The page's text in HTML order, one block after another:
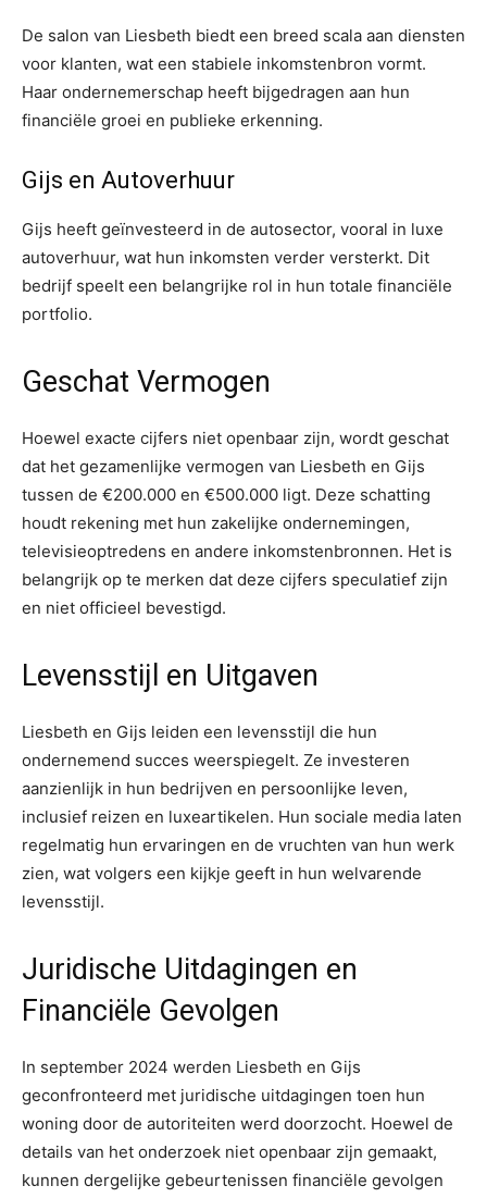
De salon van Liesbeth biedt een breed scala aan diensten
voor klanten, wat een stabiele inkomstenbron vormt.
Haar ondernemerschap heeft bijgedragen aan hun
financiële groei en publieke erkenning.
Gijs en Autoverhuur
Gijs heeft geïnvesteerd in de autosector, vooral in luxe
autoverhuur, wat hun inkomsten verder versterkt. Dit
bedrijf speelt een belangrijke rol in hun totale financiële
portfolio.
Geschat Vermogen
Hoewel exacte cijfers niet openbaar zijn, wordt geschat
dat het gezamenlijke vermogen van Liesbeth en Gijs
tussen de €200.000 en €500.000 ligt. Deze schatting
houdt rekening met hun zakelijke ondernemingen,
televisieoptredens en andere inkomstenbronnen. Het is
belangrijk op te merken dat deze cijfers speculatief zijn
en niet officieel bevestigd.
Levensstijl en Uitgaven
Liesbeth en Gijs leiden een levensstijl die hun
ondernemend succes weerspiegelt. Ze investeren
aanzienlijk in hun bedrijven en persoonlijke leven,
inclusief reizen en luxeartikelen. Hun sociale media laten
regelmatig hun ervaringen en de vruchten van hun werk
zien, wat volgers een kijkje geeft in hun welvarende
levensstijl.
Juridische Uitdagingen en
Financiële Gevolgen
In september 2024 werden Liesbeth en Gijs
geconfronteerd met juridische uitdagingen toen hun
woning door de autoriteiten werd doorzocht. Hoewel de
details van het onderzoek niet openbaar zijn gemaakt,
kunnen dergelijke gebeurtenissen financiële gevolgen